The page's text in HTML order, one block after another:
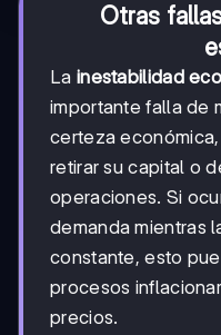
Otras
La inestabilidad
importante falla de
certeza
retirar su capital o
operaciones. Si
demanda mientras
constante, esto
procesos
precios.